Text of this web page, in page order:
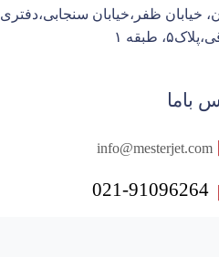
خیابان ظفر،خیابان سنجابی،دفتری
طبقه ۱
باما
021-91096264